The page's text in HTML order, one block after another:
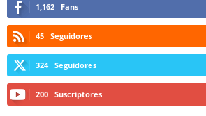
1,162 Fans
45 Seguidores
324 Seguidores
200 Suscriptores